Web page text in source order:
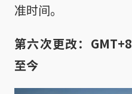
准时间。
第六次更改：
至今